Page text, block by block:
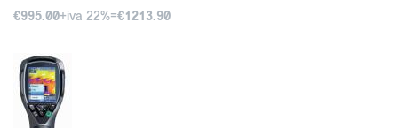
€995.00+iva 22%=€1213.90